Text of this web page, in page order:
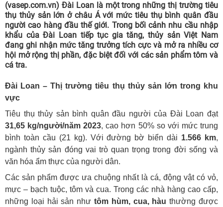
(vasep.com.vn) Đài Loan là một trong những thị trường tiêu
thụ thủy sản lớn ở châu Á với mức tiêu thụ bình quân đầu
người cao hàng đầu thế giới. Trong bối cảnh nhu cầu nhập
khẩu của Đài Loan tiếp tục gia tăng, thủy sản Việt Nam
đang ghi nhận mức tăng trưởng tích cực và mở ra nhiều cơ
hội mở rộng thị phần, đặc biệt đối với các sản phẩm tôm và
cá tra.
Đài Loan – Thị trường tiêu thụ thủy sản lớn trong khu
vực
Tiêu thụ thủy sản bình quân đầu người của Đài Loan đạt
31,65 kg/người/năm 2023, cao hơn 50% so với mức trung
bình toàn cầu (21 kg). Với đường bờ biển dài 1.566 km,
ngành thủy sản đóng vai trò quan trọng trong đời sống và
văn hóa ẩm thực của người dân.
Các sản phẩm được ưa chuộng nhất là cá, động vật có vỏ,
mực – bạch tuộc, tôm và cua. Trong các nhà hàng cao cấp,
những loại hải sản như tôm hùm, cua, hàu thường được